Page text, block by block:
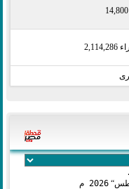
2026 م